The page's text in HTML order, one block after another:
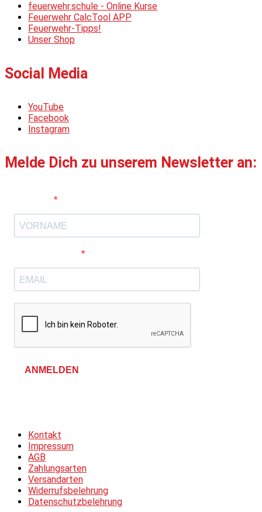
feuerwehr.schule - Online Kurse
Feuerwehr CalcTool APP
Feuerwehr-Tipps!
Unser Shop
Social Media
YouTube
Facebook
Instagram
Melde Dich zu unserem Newsletter an:
ANMELDEN
Kontakt
Impressum
AGB
Zahlungsarten
Versandarten
Widerrufsbelehrung
Datenschutzbelehrung